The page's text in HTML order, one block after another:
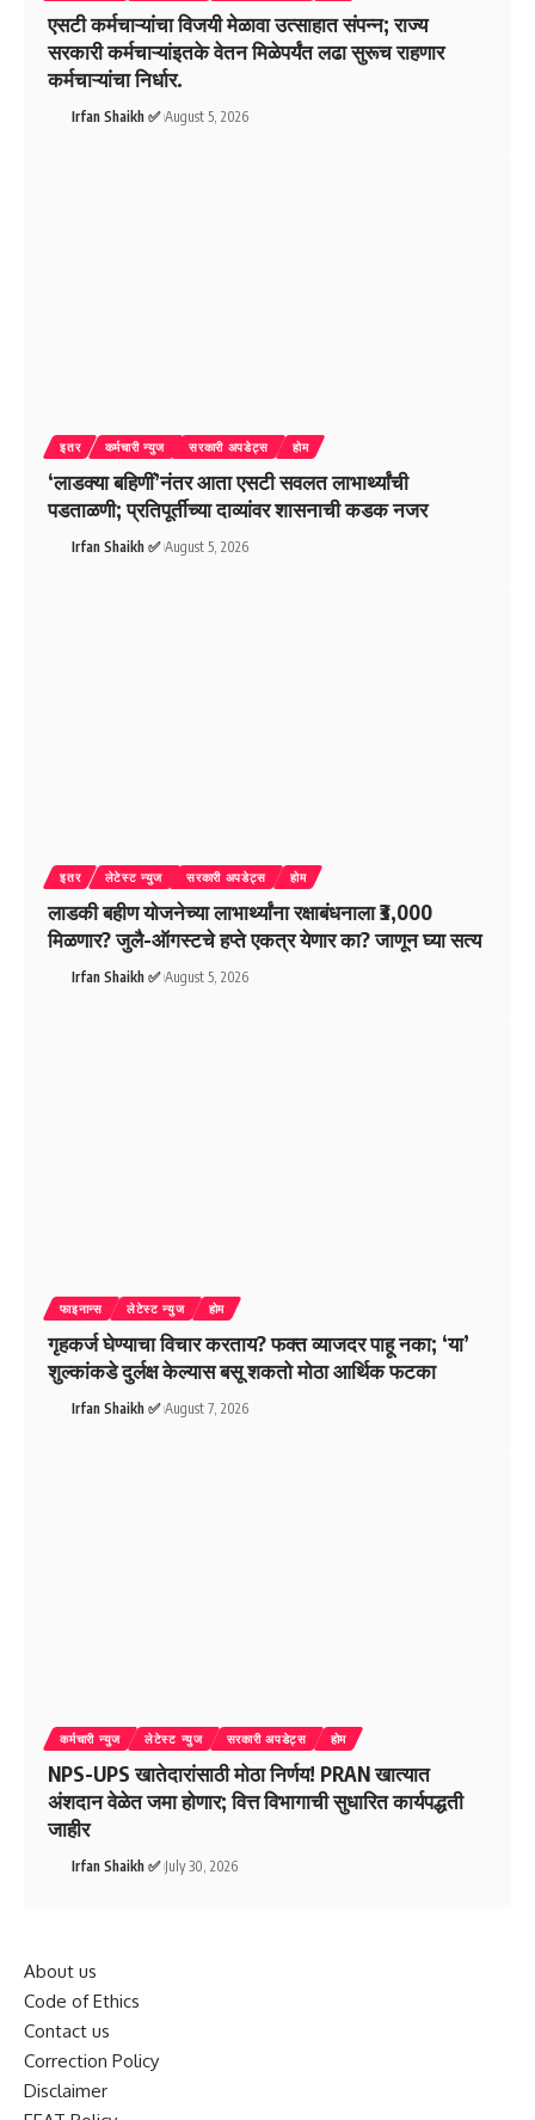
एसटी कर्मचाऱ्यांचा विजयी मेळावा उत्साहात संपन्न; राज्य
सरकारी कर्मचाऱ्यांइतके वेतन मिळेपर्यंत लढा सुरूच राहणार
कर्मचाऱ्यांचा निर्धार.
Irfan Shaikh ✅ August 5, 2026
इतर कर्मचारी न्युज सरकारी अपडेट्स होम
‘लाडक्या बहिणीं’नंतर आता एसटी सवलत लाभार्थ्यांची
पडताळणी; प्रतिपूर्तीच्या दाव्यांवर शासनाची कडक नजर
Irfan Shaikh ✅ August 5, 2026
इतर लेटेस्ट न्युज सरकारी अपडेट्स होम
लाडकी बहीण योजनेच्या लाभार्थ्यांना रक्षाबंधनाला ₹3,000
मिळणार? जुलै-ऑगस्टचे हप्ते एकत्र येणार का? जाणून घ्या सत्य
Irfan Shaikh ✅ August 5, 2026
फाइनान्स लेटेस्ट न्युज होम
गृहकर्ज घेण्याचा विचार करताय? फक्त व्याजदर पाहू नका; ‘या’
शुल्कांकडे दुर्लक्ष केल्यास बसू शकतो मोठा आर्थिक फटका
Irfan Shaikh ✅ August 7, 2026
कर्मचारी न्युज लेटेस्ट न्युज सरकारी अपडेट्स होम
NPS-UPS खातेदारांसाठी मोठा निर्णय! PRAN खात्यात
अंशदान वेळेत जमा होणार; वित्त विभागाची सुधारित कार्यपद्धती
जाहीर
Irfan Shaikh ✅ July 30, 2026
About us
Code of Ethics
Contact us
Correction Policy
Disclaimer